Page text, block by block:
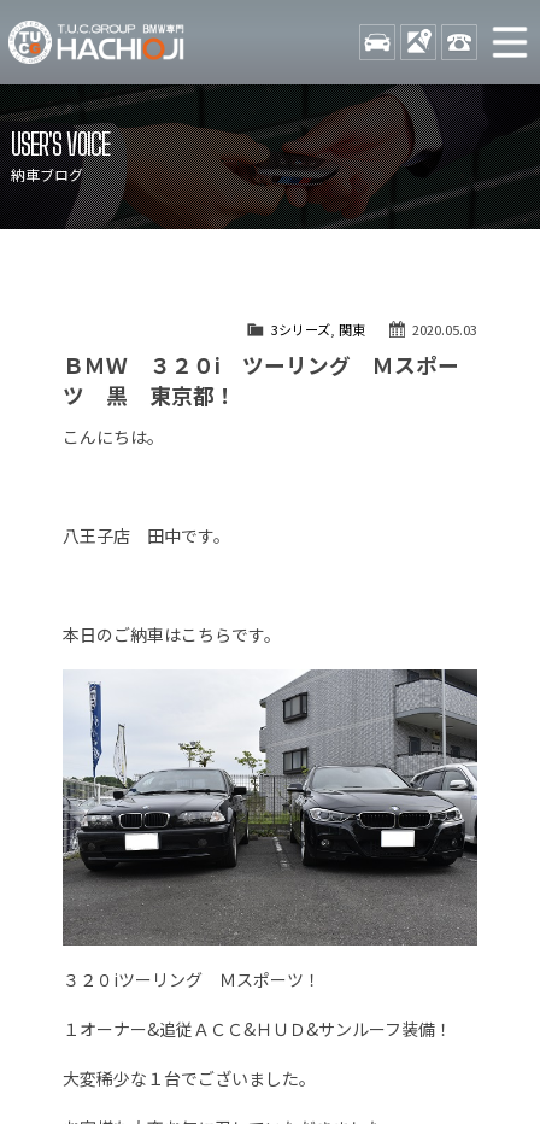
TUCグループ BMW専門 八
STOCK ACCESS 042-
ニュース
在庫リスト
目玉車両一覧
店舗紹介
保証＆サービス
アクセスマップ
自動車保険
TUCとは？
納車blog
USER'S VOICE
納車ブログ
2020.05.03
3シリーズ, 関東
ＢＭＷ ３２０i ツーリング Ｍスポー
ツ 黒 東京都！
こんにちは。
八王子店 田中です。
本日のご納車はこちらです。
３２０iツーリング Ｍスポーツ！
１オーナー&追従ＡＣＣ&ＨＵＤ&サンルーフ装備！
大変稀少な１台でございました。